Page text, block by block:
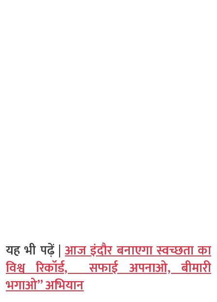
यह भी पढ़ें | आज इंदौर बनाएगा स्वच्छता का
विश्व रिकॉर्ड, सफाई अपनाओ, बीमारी
भगाओ” अभियान